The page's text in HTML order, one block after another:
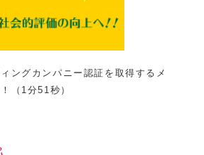
ングカンパニー認証を取得するメ
（1分51秒）